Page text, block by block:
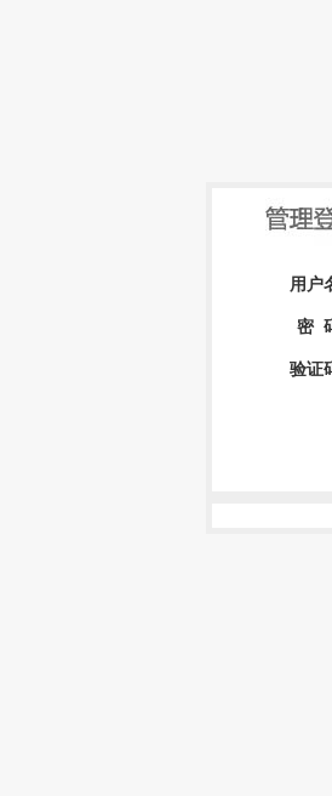
用户
密
验证